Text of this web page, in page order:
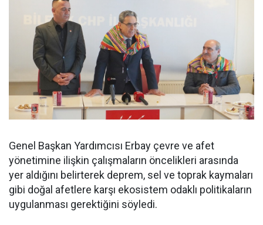
Genel Başkan Yardımcısı Erbay çevre ve afet
yönetimine ilişkin çalışmaların öncelikleri arasında
yer aldığını belirterek deprem, sel ve toprak kaymaları
gibi doğal afetlere karşı ekosistem odaklı politikaların
uygulanması gerektiğini söyledi.